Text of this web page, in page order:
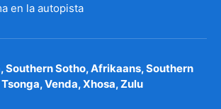
en la autopista
Southern Sotho, Afrikaans, Southern
Venda, Xhosa, Zulu